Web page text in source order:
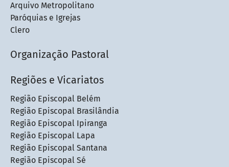
Arquivo Metropolitano
Paróquias e Igrejas
Clero
Organização Pastoral
Regiões e Vicariatos
Região Episcopal Belém
Região Episcopal Brasilândia
Região Episcopal Ipiranga
Região Episcopal Lapa
Região Episcopal Santana
Região Episcopal Sé